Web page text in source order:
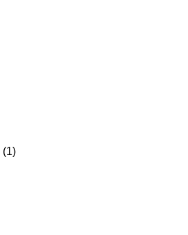
(1)